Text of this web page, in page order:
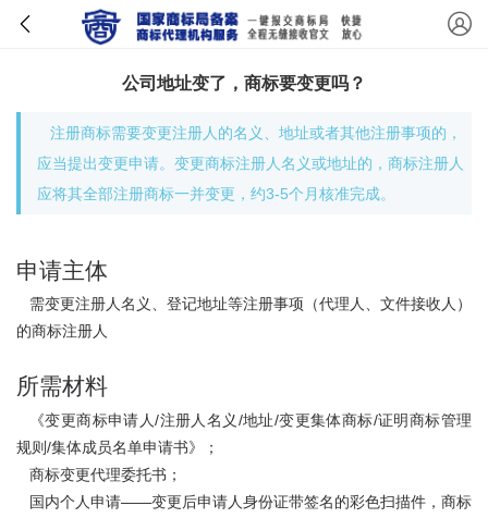
公司地址变了，商标要变更吗？
注册商标需要变更注册人的名义、地址或者其他注册事项的，
应当提出变更申请。变更商标注册人名义或地址的，商标注册人
应将其全部注册商标一并变更，约3-5个月核准完成。
申请主体
需变更注册人名义、登记地址等注册事项（代理人、文件接收人）
的商标注册人
所需材料
《变更商标申请人/注册人名义/地址/变更集体商标/证明商标管理
规则/集体成员名单申请书》；
商标变更代理委托书；
国内个人申请——变更后申请人身份证带签名的彩色扫描件，商标